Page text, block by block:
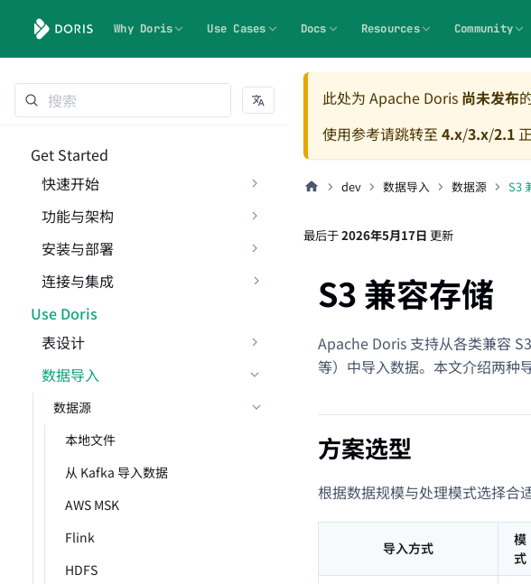
Why Doris Use Cases Docs Resources Community
Get Started
快速开始
功能与架构
安装与部署
连接与集成
Use Doris
表设计
数据导入
数据源
本地文件
从 Kafka 导入数据
AWS MSK
Flink
HDFS
此处为 Apache Doris 尚未发布
使用参考请跳转至 4.x/3.x/2.1
dev 数据导入 数据源 S3
最后于2026年5月17日 更新
S3 兼容存储
Apache Doris 支持从各类兼容
等）中导入数据。本文介绍两种
方案选型
根据数据规模与处理模式选择合
导入方式
模
式